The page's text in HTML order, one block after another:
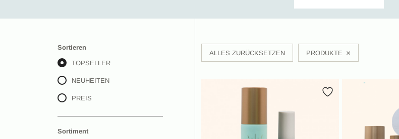
Sortieren
TOPSELLER
NEUHEITEN
PREIS
Sortiment
ALLES ZURÜCKSETZEN PRODUKTE ×